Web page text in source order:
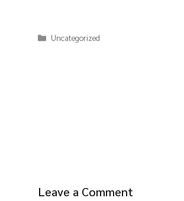
Categories
Uncategorized
Leave a Comment